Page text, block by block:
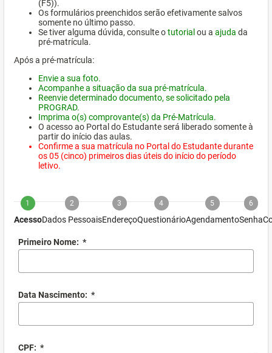
(F5)).
Os formulários preenchidos serão efetivamente salvos
somente no último passo.
Se tiver alguma dúvida, consulte otutorial ou a ajuda da
pré-matrícula.
Após a pré-matrícula:
Envie a sua foto.
Acompanhe a situação da sua pré-matrícula.
Reenvie determinado documento, se solicitado pela
PROGRAD.
Imprima o(s) comprovante(s) da Pré-Matrícula.
O acesso ao Portal do Estudante será liberado somente à
partir do início das aulas.
Confirme a sua matrícula no Portal do Estudante durante
os 05 (cinco) primeiros dias úteis do início do período
letivo.
1
Acesso
2
Dados Pessoais
3
Endereço
4
Questionário
5
Agendamento
6
Senha
Primeiro Nome: *
Data Nascimento: *
CPF: *